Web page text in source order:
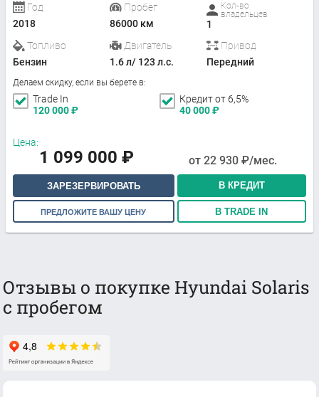
Год
2018
Пробег
86000 км
Кол-во
владельцев
1
Топливо
Бензин
Двигатель
1.6 л/ 123 л.с.
Привод
Передний
Делаем скидку, если вы берете в:
Trade In
120 000₽
Кредит от 6,5%
40 000₽
Цена:
1 099 000 ₽ от 22 930 ₽/мес.
ЗАРЕЗЕРВИРОВАТЬ В КРЕДИТ
ПРЕДЛОЖИТЕ ВАШУ ЦЕНУ В TRADE IN
Отзывы о покупке Hyundai Solaris
с пробегом